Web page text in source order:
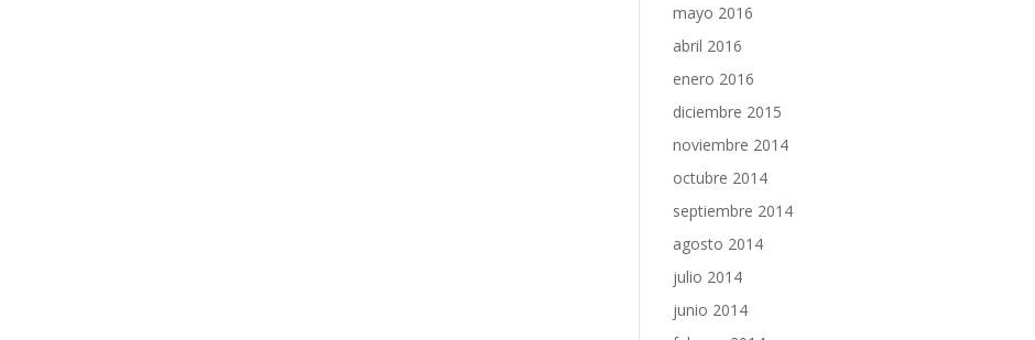
mayo 2016
abril 2016
enero 2016
diciembre 2015
noviembre 2014
octubre 2014
septiembre 2014
agosto 2014
julio 2014
junio 2014